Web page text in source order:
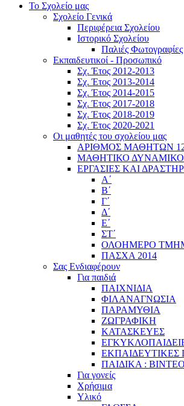
Το Σχολείο μας
Σχολείο Γενικά
Περιφέρεια Σχολείου
Ιστορικό Σχολείου
Παλιές Φωτογραφίες
Εκπαιδευτικοί - Προσωπικό
Σχ. Έτος 2012-2013
Σχ. Έτος 2013-2014
Σχ. Έτος 2014-2015
Σχ. Έτος 2017-2018
Σχ. Έτος 2018-2019
Σχ. Έτος 2020-2021
Οι μαθητές του σχολείου μας
ΑΡΙΘΜΟΣ ΜΑΘΗΤΩΝ
ΜΑΘΗΤΙΚΟ ΔΥΝΑΜΙΚΟ
ΕΡΓΑΣΙΕΣ ΚΑΙ
Α΄
Β΄
Γ΄
Δ΄
Ε΄
ΣΤ΄
ΟΛΟΗΜΕΡΟ
ΠΑΣΧΑ 2014
Σας Ενδιαφέρουν
Για παιδιά
ΠΑΙΧΝΙΔΙΑ
ΦΙΛΑΝΑΓΝΩΣΙΑ
ΠΑΡΑΜΥΘΙΑ
ΖΩΓΡΑΦΙΚΗ
ΚΑΤΑΣΚΕΥΕΣ
ΠΑΙΔΙΚΑ :
Για γονείς
Χρήσιμα
Υλικό